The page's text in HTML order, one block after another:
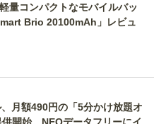
量コンパクトなモバイルバッ
Brio 20100mAh」レビュ
月額490円の「5分かけ放題オ
開始。NEOデータフリーにイ